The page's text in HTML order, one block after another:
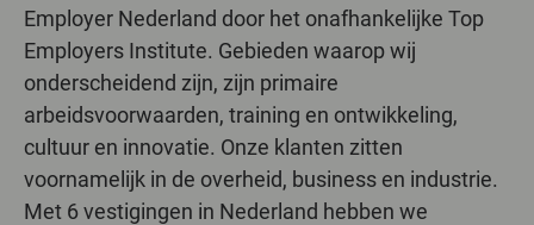
Employer Nederland door het onafhankelijke Top
Employers Institute. Gebieden waarop wij
onderscheidend zijn, zijn primaire
arbeidsvoorwaarden, training en ontwikkeling,
cultuur en innovatie. Onze klanten zitten
voornamelijk in de overheid, business en industrie.
Met 6 vestigingen in Nederland hebben we